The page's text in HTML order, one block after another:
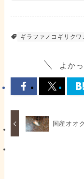
ギラファノコギリクワ
よか
国産オオ